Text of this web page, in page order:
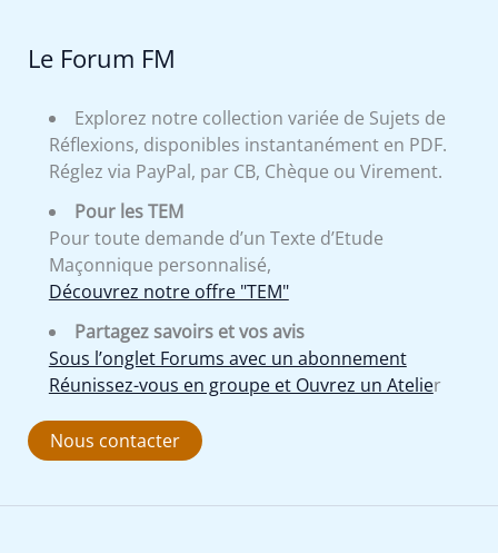
Le Forum FM
Explorez notre collection variée de Sujets de
Réflexions, disponibles instantanément en PDF.
Réglez via PayPal, par CB, Chèque ou Virement.
Pour les TEM
Pour toute demande d’un Texte d’Etude
Maçonnique personnalisé,
Découvrez notre offre "TEM"
Partagez savoirs et vos avis
Sous l’onglet Forums avec un abonnement
Réunissez-vous en groupe et Ouvrez un Atelier
Nous contacter